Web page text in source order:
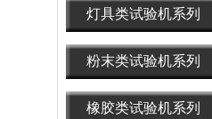
灯具类试验机系列
粉末类试验机系列
橡胶类试验机系列